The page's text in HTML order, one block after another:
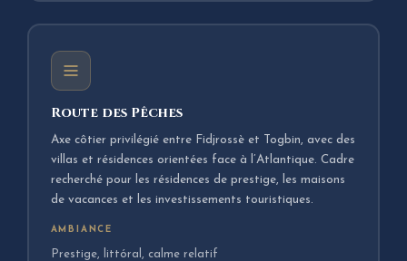
Route des Pêches
Axe côtier privilégié entre Fidjrossè et Togbin, avec des
villas et résidences orientées face à l’Atlantique. Cadre
recherché pour les résidences de prestige, les maisons
de vacances et les investissements touristiques.
AMBIANCE
Prestige, littóral, calme relatif